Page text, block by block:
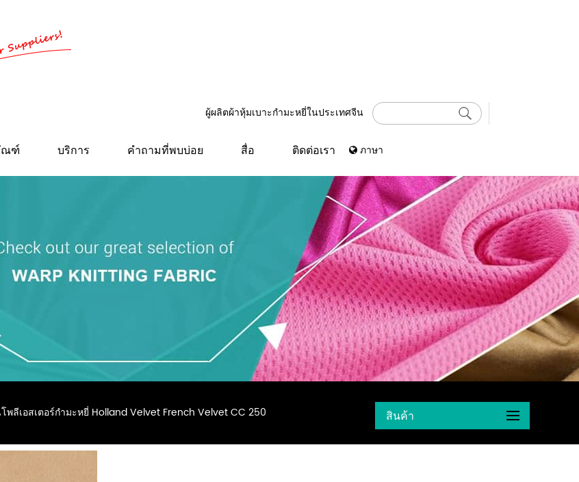
ผู้ผลิตผ้าหุ้มเบาะกำมะหยี่ในประเทศจีน
ณฑ์ บริการ คำถามที่พบบ่อย สื่อ ติดต่อเรา ภาษา
พลีเอสเตอร์กำมะหยี่ Holland Velvet French Velvet CC 250 สินค้า